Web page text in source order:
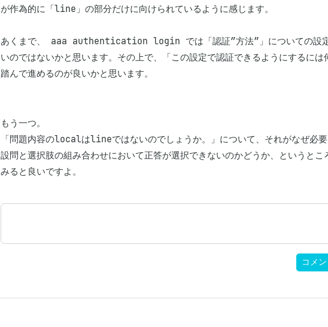
が作為的に「line」の部分だけに向けられているように感じます。
あくまで、 aaa authentication login では「認証”方法”」についての設定
いのではないかと思います。その上で、「この設定で認証できるようにするに
踏んで進めるのが良いかと思います。
もう一つ。
「問題内容のlocalはlineではないのでしょうか。」について、それがなぜ必
設問と選択肢の組み合わせにおいて正答が選択できないのかどうか、というと
みると良いですよ。
コメ